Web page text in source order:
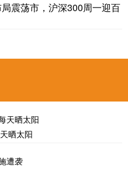
震荡市，沪深300周一迎百
晒太阳